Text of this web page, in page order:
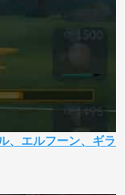
、エルフーン、ギラ